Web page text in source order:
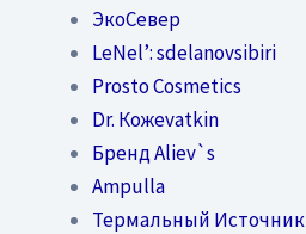
ЭкоСевер
LeNel’: sdelanovsibiri
Prosto Cosmetics
Dr. Кожеvatkin
Бренд Aliev`s
Ampulla
Термальный Источник